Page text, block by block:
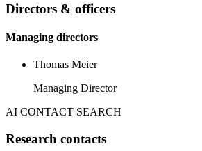
Directors & officers
Managing directors
Thomas Meier
Managing Director
AI CONTACT SEARCH
Research contacts